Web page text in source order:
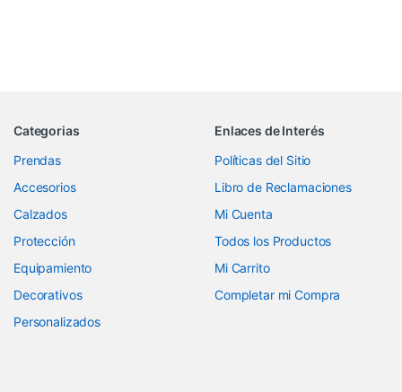
Categorias
Prendas
Accesorios
Calzados
Protección
Equipamiento
Decorativos
Personalizados
Enlaces de Interés
Políticas del Sitio
Libro de Reclamaciones
Mi Cuenta
Todos los Productos
Mi Carrito
Completar mi Compra